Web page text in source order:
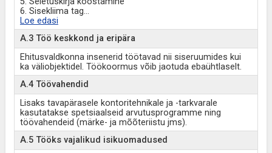
6. Sisekliima tag...
Loe edasi
A.3 Töö keskkond ja eripära
Ehitusvaldkonna insenerid töötavad nii siseruumides kui
ka väliobjektidel. Töökoormus võib jaotuda ebaühtlaselt.
A.4 Töövahendid
Lisaks tavapärasele kontoritehnikale ja -tarkvarale
kasutatakse spetsiaalseid arvutusprogramme ning
töövahendeid (märke- ja mõõteriistu jms).
A.5 Tööks vajalikud isikuomadused